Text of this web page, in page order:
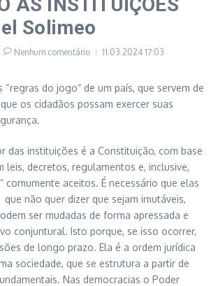
Solimeo
Nenhum comentário 11.03.2024 17:03
“regras do jogo” de um país, que servem de
os cidadãos possam exercer suas
das instituições é a Constituição, com base
leis, decretos, regulamentos e, inclusive,
comumente aceitos. É necessário que elas
não quer dizer que sejam imutáveis,
ser mudadas de forma apressada e
conjuntural. Isto porque, se isso ocorrer,
de longo prazo. Ela é a ordem jurídica
sociedade, que se estrutura a partir de
Nas democracias o Poder